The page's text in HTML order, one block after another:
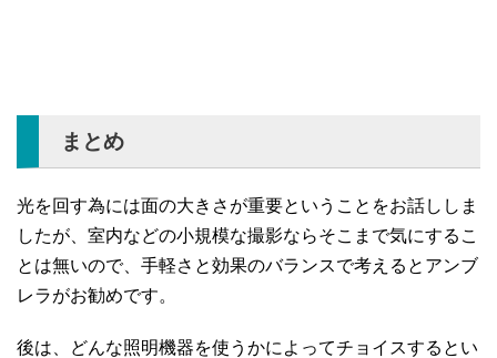
まとめ
光を回す為には面の大きさが重要ということをお話ししま
したが、室内などの小規模な撮影ならそこまで気にするこ
とは無いので、手軽さと効果のバランスで考えるとアンブ
レラがお勧めです。
後は、どんな照明機器を使うかによってチョイスするとい